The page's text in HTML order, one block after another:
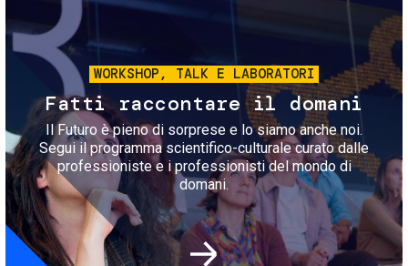
WORKSHOP, TALK E LABORATORI
Fatti raccontare il domani
Il Futuro è pieno di sorprese e lo siamo anche noi.
Segui il programma scientifico-culturale curato dalle
professioniste e i professionisti del mondo di
domani.